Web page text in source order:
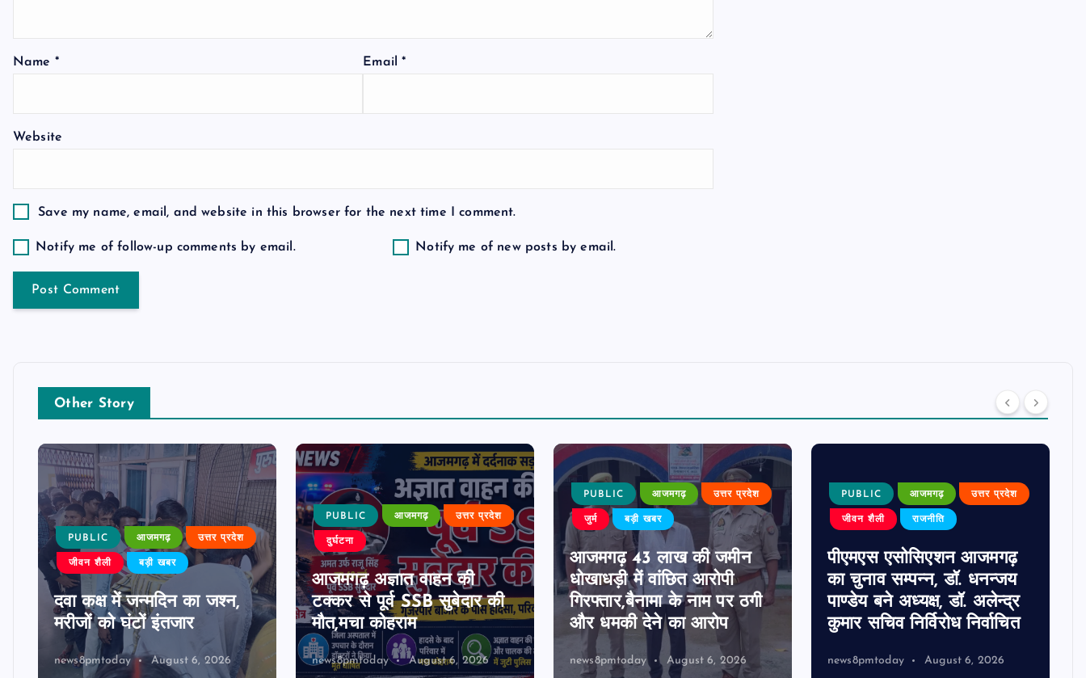
a
i
o
n
Name * Email*
Website
Save my name, email, and website in this browser for the next time I comment.
Notify me of follow-up comments by email. Notify me of new posts by email.
Other Story
PUBLIC आजमगढ़ उत्तर प्रदेश
जीवन शैली बड़ी खबर
दवा कक्ष में जन्मदिन का जश्न,
मरीजों को घंटों इंतजार
news8pmtoday August 6, 2026
PUBLIC आजमगढ़ उत्तर प्रदेश
दुर्घटना
आजमगढ़ अज्ञात वाहन की
टक्कर से पूर्व SSB सुबेदार की
मौत,मचा कोहराम
news8pmtoday August 6, 2026
PUBLIC आजमगढ़ उत्तर प्रदेश
जुर्म बड़ी खबर
आजमगढ़ 43 लाख की जमीन
धोखाधड़ी में वांछित आरोपी
गिरफ्तार,बैनामा के नाम पर ठगी
और धमकी देने का आरोप
news8pmtoday August 6, 2026
PUBLIC आजमगढ़ उत्तर प्रदेश
जीवन शैली राजनीति
पीएमएस एसोसिएशन आजमगढ़
का चुनाव सम्पन्न, डॉ. धनन्जय
पाण्डेय बने अध्यक्ष, डॉ. अलेन्द्र
कुमार सचिव निर्विरोध निर्वाचित
news8pmtoday August 6, 2026